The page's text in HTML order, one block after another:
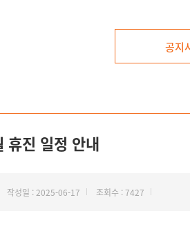
공지
휴진 일정 안내
작성일 : 2025-06-17 조회수 : 7427